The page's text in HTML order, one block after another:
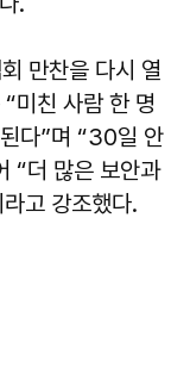
만찬을 다시 열
미친 사람 한 명
다”며 “30일 안
“더 많은 보안과
고 강조했다.